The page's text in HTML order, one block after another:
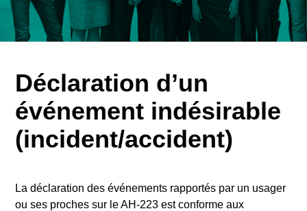
Déclaration d’un
événement indésirable
(incident/accident)
La déclaration des événements rapportés par un usager
ou ses proches sur le AH-223 est conforme aux